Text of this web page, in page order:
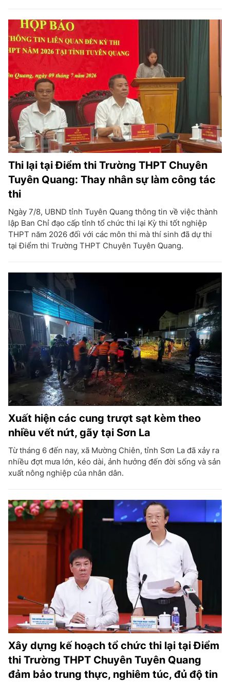
Thi lại tại Điểm thi Trường THPT Chuyên
Tuyên Quang: Thay nhân sự làm công tác
thi
Ngày 7/8, UBND tỉnh Tuyên Quang thông tin về việc thành
lập Ban Chỉ đạo cấp tỉnh tổ chức thi lại Kỳ thi tốt nghiệp
THPT năm 2026 đối với các môn thi mà thí sinh đã dự thi
tại Điểm thi Trường THPT Chuyên Tuyên Quang.
Xuất hiện các cung trượt sạt kèm theo
nhiều vết nứt, gãy tại Sơn La
Từ tháng 6 đến nay, xã Mường Chiên, tỉnh Sơn La đã xảy ra
nhiều đợt mưa lớn, kéo dài, ảnh hưởng đến đời sống và sản
xuất nông nghiệp của nhân dân.
Xây dựng kế hoạch tổ chức thi lại tại Điểm
thi Trường THPT Chuyên Tuyên Quang
đảm bảo trung thực, nghiêm túc, đủ độ tin